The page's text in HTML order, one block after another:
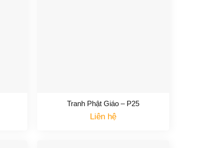
Tranh Phật Giáo – P25
Liên hệ